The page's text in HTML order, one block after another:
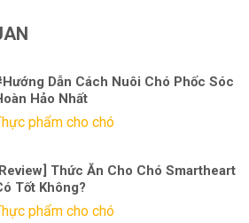
Dẫn Cách Nuôi Chó Phốc Sóc
Hảo Nhất
phẩm cho chó
Thức Ăn Cho Chó Smartheart
Tốt Không?
phẩm cho chó